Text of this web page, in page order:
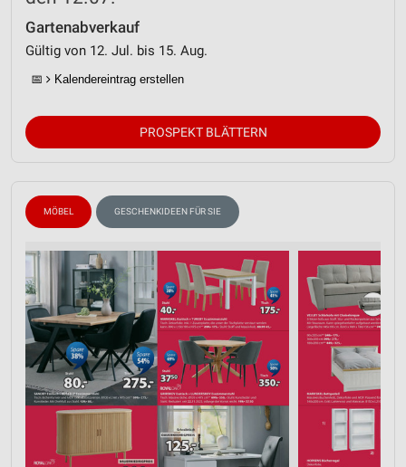
Gartenabverkauf
Gültig von 12. Jul. bis 15. Aug.
📅 Kalendereintrag erstellen
PROSPEKT BLÄTTERN
MÖBEL GESCHENKIDEEN FÜR SIE